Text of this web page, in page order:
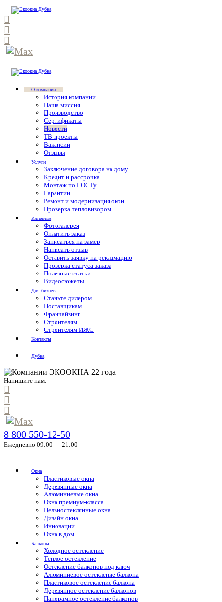
О компании
История компании
Наша миссия
Производство
Сертификаты
Новости
ТВ-проекты
Вакансии
Отзывы
Услуги
Заключение договора на дому
Кредит и рассрочка
Монтаж по ГОСТу
Гарантии
Ремонт и модернизация окон
Проверка тепловизором
Клиентам
Фотогалерея
Оплатить заказ
Записаться на замер
Написать отзыв
Оставить заявку на рекламацию
Проверка статуса заказа
Полезные статьи
Видеосюжеты
Для бизнеса
Станьте дилером
Поставщикам
Франчайзинг
Строителям
Строителям ИЖС
Контакты
Дубна
Напишите нам:
8 800 550-12-50
Ежедневно 09:00 — 21:00
Окна
Пластиковые окна
Деревянные окна
Алюминиевые окна
Окна премиум-класса
Цельностеклянные окна
Дизайн окна
Инновации
Окна в дом
Балконы
Холодное остекление
Теплое остекление
Остекление балконов под ключ
Алюминиевое остекление балкона
Пластиковое остекление балкона
Деревянное остекление балконов
Панорамное остекление балконов